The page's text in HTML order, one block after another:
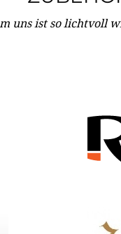
uns ist so lichtvoll